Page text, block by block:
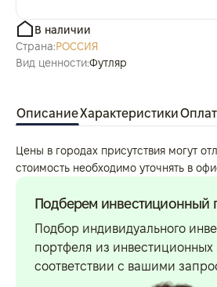
В наличии
Страна:РОССИЯ
Вид ценности:Футляр
ОписаниеХарактеристики
Цены в городах присутствия могут
стоимость необходимо уточнять в
Подберем инвестиционный
Подбор индивидуального
портфеля из инвестиционных
соответствии с вашими